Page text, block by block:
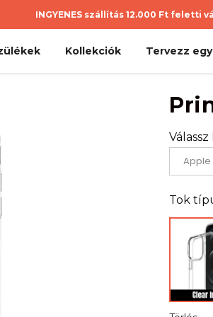
INGYENES szállítás 12.000 Ft feletti
Kollekciók Tervezz
Tok